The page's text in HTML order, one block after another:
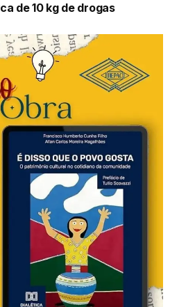
de 10 kg de drogas